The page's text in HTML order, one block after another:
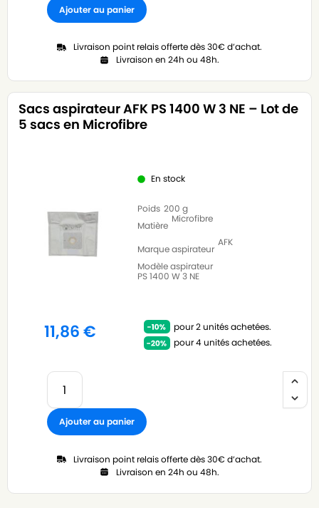
Ajouter au panier
Livraison point relais offerte dès 30€ d’achat.
Livraison en 24h ou 48h.
Sacs aspirateur AFK PS 1400 W 3 NE – Lot de
5 sacs en Microfibre
En stock
Poids 200 g
Matière
Microfibre
Marque aspirateur
AFK
Modèle aspirateur
PS 1400 W 3 NE
11,86€
pour 2 unités achetées.
pour 4 unités achetées.
Ajouter au panier
Livraison point relais offerte dès 30€ d’achat.
Livraison en 24h ou 48h.